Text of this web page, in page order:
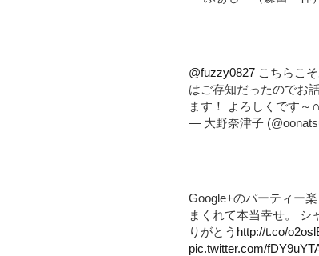
@fuzzy0827 こちらこ
はご存知だったのでお
ます！ よろしくです
— 大野奈津子
Google+のパーティー
まくれて本当幸せ。 シ
りがとう http://t.co/
pic.twitter.com/